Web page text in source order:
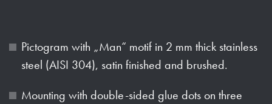
Pictogram with „Man“ motif in 2 mm thick stainless
steel (AISI 304), satin finished and brushed.
Mounting with double-sided glue dots on three